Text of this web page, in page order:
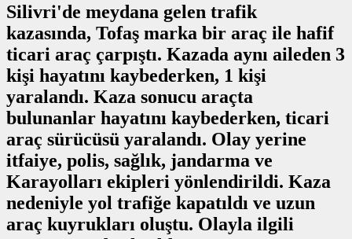
Silivri'de meydana gelen trafik
kazasında, Tofaş marka bir araç ile hafif
ticari araç çarpıştı. Kazada aynı aileden 3
kişi hayatını kaybederken, 1 kişi
yaralandı. Kaza sonucu araçta
bulunanlar hayatını kaybederken, ticari
araç sürücüsü yaralandı. Olay yerine
itfaiye, polis, sağlık, jandarma ve
Karayolları ekipleri yönlendirildi. Kaza
nedeniyle yol trafiğe kapatıldı ve uzun
araç kuyrukları oluştu. Olayla ilgili